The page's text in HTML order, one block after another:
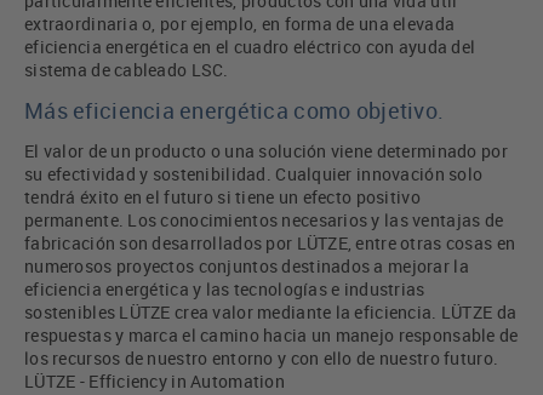
extraordinaria o, por ejemplo, en forma de una elevada
eficiencia energética en el cuadro eléctrico con ayuda del
sistema de cableado LSC.
Más eficiencia energética como objetivo.
El valor de un producto o una solución viene determinado por
su efectividad y sostenibilidad. Cualquier innovación solo
tendrá éxito en el futuro si tiene un efecto positivo
permanente. Los conocimientos necesarios y las ventajas de
fabricación son desarrollados por LÜTZE, entre otras cosas en
numerosos proyectos conjuntos destinados a mejorar la
eficiencia energética y las tecnologías e industrias
sostenibles LÜTZE crea valor mediante la eficiencia. LÜTZE da
respuestas y marca el camino hacia un manejo responsable de
los recursos de nuestro entorno y con ello de nuestro futuro.
LÜTZE - Efficiency in Automation